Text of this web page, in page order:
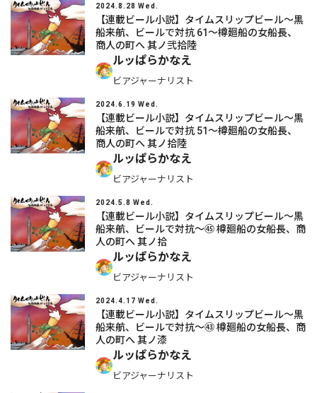
2024.8.28 Wed.
【連載ビール小説】タイムスリップビール～黒
船来航、ビールで対抗 61～樽廻船の女船長、
商人の町へ 其ノ弐拾陸
ルッぱらかなえ
ビアジャーナリスト
2024.6.19 Wed.
【連載ビール小説】タイムスリップビール～黒
船来航、ビールで対抗 51～樽廻船の女船長、
商人の町へ 其ノ拾陸
ルッぱらかなえ
ビアジャーナリスト
2024.5.8 Wed.
【連載ビール小説】タイムスリップビール～黒
船来航、ビールで対抗～㊺ 樽廻船の女船長、商
人の町へ 其ノ拾
ルッぱらかなえ
ビアジャーナリスト
2024.4.17 Wed.
【連載ビール小説】タイムスリップビール～黒
船来航、ビールで対抗～㊸ 樽廻船の女船長、商
人の町へ 其ノ漆
ルッぱらかなえ
ビアジャーナリスト